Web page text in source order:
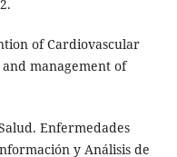
of Cardiovascular
and management of
Enfermedades
y Análisis de